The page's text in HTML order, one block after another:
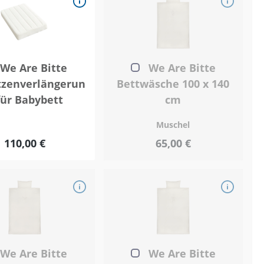
We Are Bitte
Babybett
110,00 €
We Are Bitte
Bettwäsche 100 x 140
cm
Muschel
65,00 €
We Are Bitte
We Are Bitte